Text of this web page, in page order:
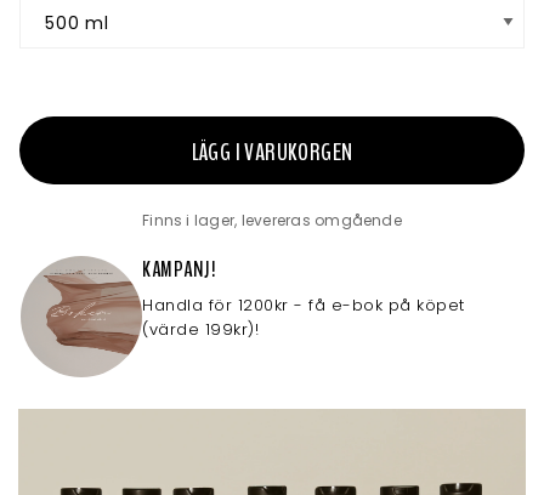
LÄGG I VARUKORGEN
Finns i lager, levereras omgående
KAMPANJ!
Handla för 1200kr - få e-bok på köpet
(värde 199kr)!